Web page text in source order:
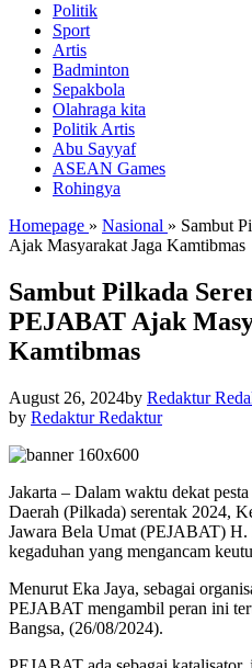
Politik
Sport
Artis
Badminton
Sepakbola
Olahraga kita
Politik Artis
Abu Sayyaf
ASEAN Games
Rohingya
Homepage » Nasional » Sambut
Ajak Masyarakat Jaga Kamtibmas
Sambut Pilkada
PEJABAT Ajak
Kamtibmas
August 26, 2024by Redaktur
by Redaktur Redaktur
Jakarta – Dalam waktu dekat
Daerah (Pilkada) serentak 2024,
Jawara Bela Umat (PEJABAT) H.
kegaduhan yang mengancam
Menurut Eka Jaya, sebagai
PEJABAT mengambil peran ini
Bangsa, (26/08/2024).